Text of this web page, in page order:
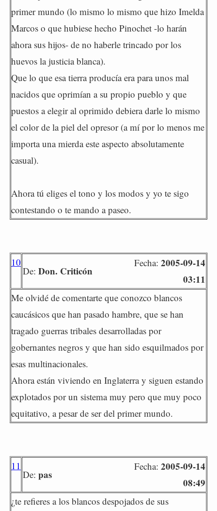
primer mundo (lo mismo lo mismo que hizo Imelda
Marcos o que hubiese hecho Pinochet -lo harán
ahora sus hijos- de no haberle trincado por los
huevos la justicia blanca).
Que lo que esa tierra producía era para unos mal
nacidos que oprimían a su propio pueblo y que
puestos a elegir al oprimido debiera darle lo mismo
el color de la piel del opresor (a mí por lo menos me
importa una mierda este aspecto absolutamente
casual).
Ahora tú eliges el tono y los modos y yo te sigo
contestando o te mando a paseo.
10
De: Don. Criticón
Fecha: 2005-09-14
03:11
Me olvidé de comentarte que conozco blancos
caucásicos que han pasado hambre, que se han
tragado guerras tribales desarrolladas por
gobernantes negros y que han sido esquilmados por
esas multinacionales.
Ahora están viviendo en Inglaterra y siguen estando
explotados por un sistema muy pero que muy poco
equitativo, a pesar de ser del primer mundo.
11
De: pas
Fecha: 2005-09-14
08:49
¿te refieres a los blancos despojados de sus